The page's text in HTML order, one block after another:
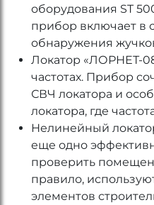
оборудования ST
прибор включает в
обнаружения
Локатор «ЛОРНЕТ-
частотах. Прибор
СВЧ локатора и
локатора, где
Нелинейный
еще одно
проверить
правило,
элементов